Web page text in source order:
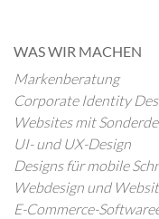
WAS WIR MACHEN
Markenberatung
Corporate Identity
Websites mit
UI- und UX-Design
Designs für mobile
Webdesign und
E-Commerce-